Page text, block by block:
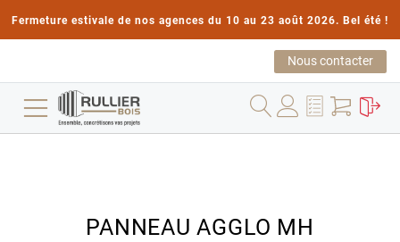
Fermeture estivale de nos agences du 10 au 23 août 2026. Bel été !
Nous contacter
PANNEAU AGGLO MH